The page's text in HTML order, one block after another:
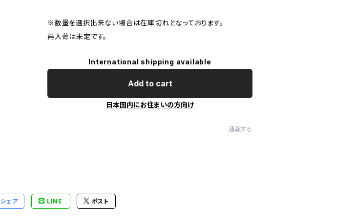
※数量を選択出来ない場合は在庫切れとなっております。
再入荷は未定です。
International shipping available
Add to cart
日本国内にお住まいの方向け
通報する
シェア LINE ポスト